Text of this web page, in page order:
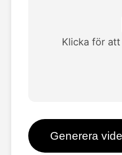
Blogg
Klicka för
Generera